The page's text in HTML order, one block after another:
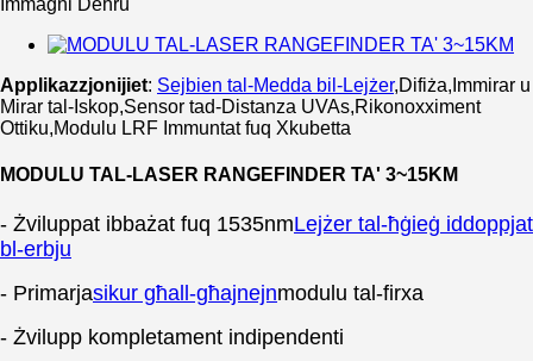
Applikazzjonijiet: Sejbien tal-Medda bil-Lejżer,Difiża,Immirar u
Mirar tal-Iskop,Sensor tad-Distanza UVAs,Rikonoxximent
Ottiku,Modulu LRF Immuntat fuq Xkubetta
MODULU TAL-LASER RANGEFINDER TA' 3~15KM
- Żviluppat ibbażat fuq 1535nmLejżer tal-ħġieġ iddoppjat
bl-erbju
- Primarjasikur għall-għajnejnmodulu tal-firxa
- Żvilupp kompletament indipendenti